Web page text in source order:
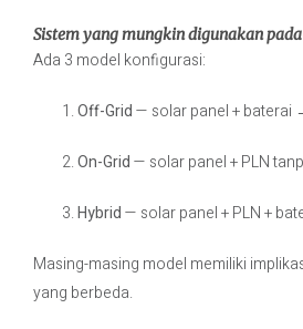
Sistem yang mungkin digunakan
Ada 3 model konfigurasi:
Off-Grid— solar panel + baterai
On-Grid— solar panel + PLN
Hybrid— solar panel + PLN +
Masing-masing model memiliki
yang berbeda.